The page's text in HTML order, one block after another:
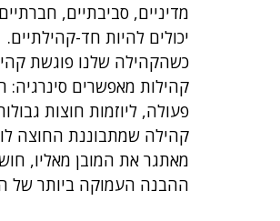
מדיניים, סביבתיים,
יכולים להיות חד-קהילתיים.
כשהקהילה שלנו פוגשת
קהילות מאפשרים סינרגיה:
פעולה, ליוזמות חוצות
קהילה שמתבוננת החוצה
מאתגר את המובן מאליו,
ההבנה העמוקה ביותר של